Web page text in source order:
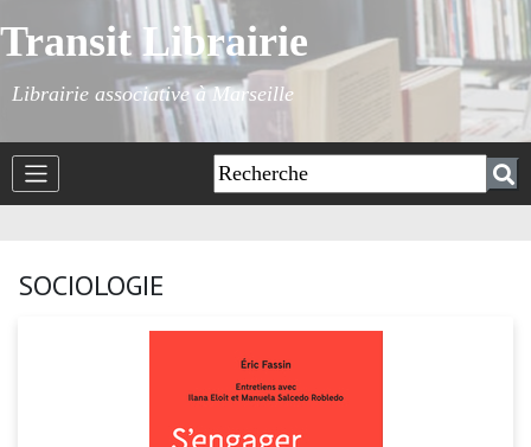
Transit Librairie
Librairie associative à Marseille
SOCIOLOGIE